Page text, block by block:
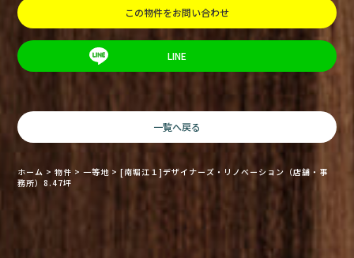
この物件をお問い合わせ
LINE
一覧へ戻る
ホーム >物件 >一等地 >[南堀江１]デザイナーズ・リノベーション（店舗・事
務所）8.47坪